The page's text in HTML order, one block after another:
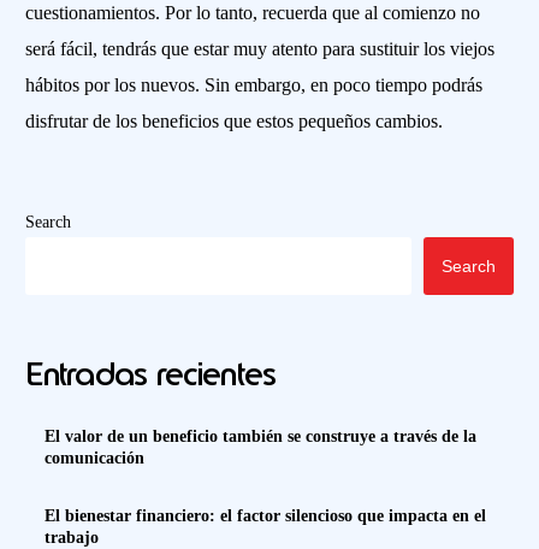
cuestionamientos. Por lo tanto, recuerda que al comienzo no
será fácil, tendrás que estar muy atento para sustituir los viejos
hábitos por los nuevos. Sin embargo, en poco tiempo podrás
disfrutar de los beneficios que estos pequeños cambios.
Search
Search
Entradas recientes
El valor de un beneficio también se construye a través de la
comunicación
El bienestar financiero: el factor silencioso que impacta en el
trabajo